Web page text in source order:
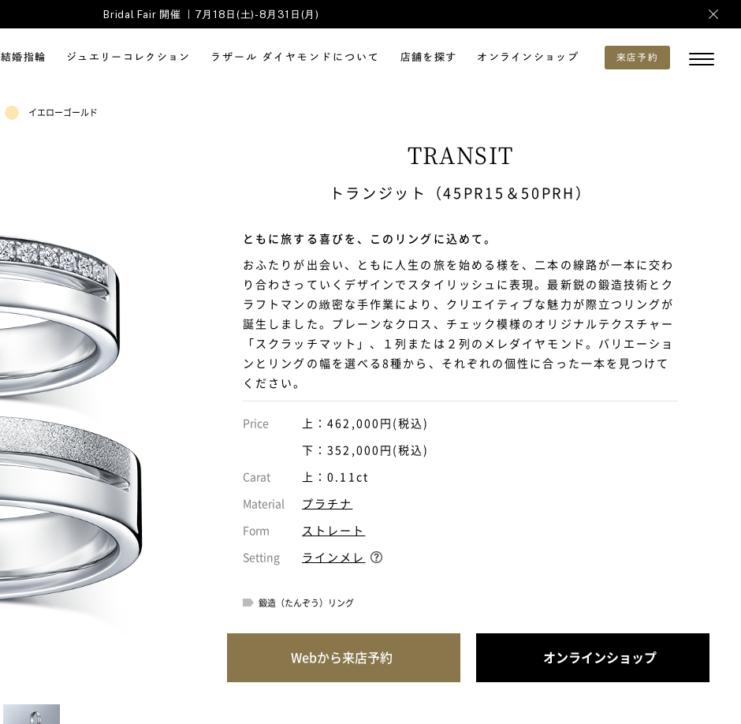
Bridal Fair 開催 ｜7月18日(土)-8月31日(月)
結婚指輪 ジュエリーコレクション ラザール ダイヤモンドについて 店舗を探す オンラインショップ 来店予約
イエローゴールド
TRANSIT
トランジット（45PR15＆50PRH）
ともに旅する喜びを、このリングに込めて。
おふたりが出会い、ともに人生の旅を始める様を、二本の線路が一本に交わ
り合わさっていくデザインでスタイリッシュに表現。最新鋭の鍛造技術とク
ラフトマンの緻密な手作業により、クリエイティブな魅力が際立つリングが
誕生しました。プレーンなクロス、チェック模様のオリジナルテクスチャー
「スクラッチマット」、１列または２列のメレダイヤモンド。バリエーショ
ンとリングの幅を選べる8種から、それぞれの個性に合った一本を見つけて
ください。
Price
上：462,000円(税込)
下：352,000円(税込)
Carat
上：0.11ct
Material
プラチナ
Form
ストレート
Setting
ラインメレ
鍛造（たんぞう）リング
Webから来店予約 オンラインショップ